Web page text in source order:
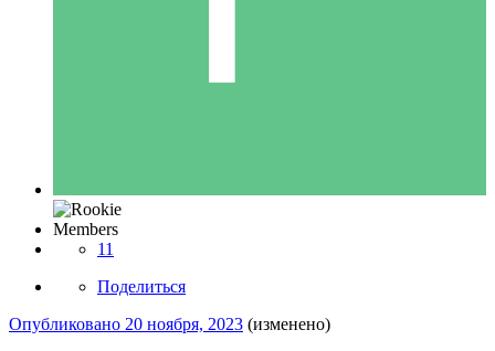
Members
11
Поделиться
Опубликовано 20 ноября, 2023 (изменено)